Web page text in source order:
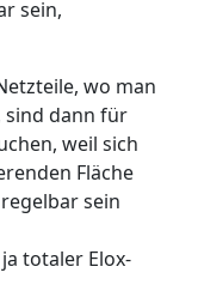
sein,
wo man
sind dann für
weil sich
Fläche
sein
totaler Elox-